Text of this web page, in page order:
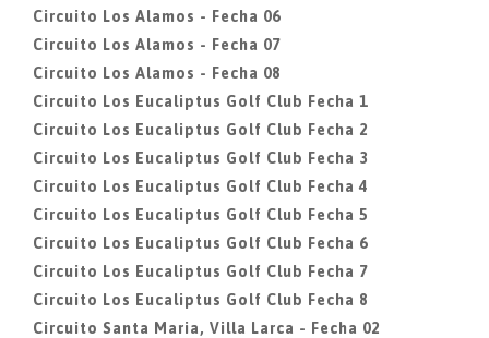
Circuito Los Alamos - Fecha 06
Circuito Los Alamos - Fecha 07
Circuito Los Alamos - Fecha 08
Circuito Los Eucaliptus Golf Club Fecha 1
Circuito Los Eucaliptus Golf Club Fecha 2
Circuito Los Eucaliptus Golf Club Fecha 3
Circuito Los Eucaliptus Golf Club Fecha 4
Circuito Los Eucaliptus Golf Club Fecha 5
Circuito Los Eucaliptus Golf Club Fecha 6
Circuito Los Eucaliptus Golf Club Fecha 7
Circuito Los Eucaliptus Golf Club Fecha 8
Circuito Santa Maria, Villa Larca - Fecha 02